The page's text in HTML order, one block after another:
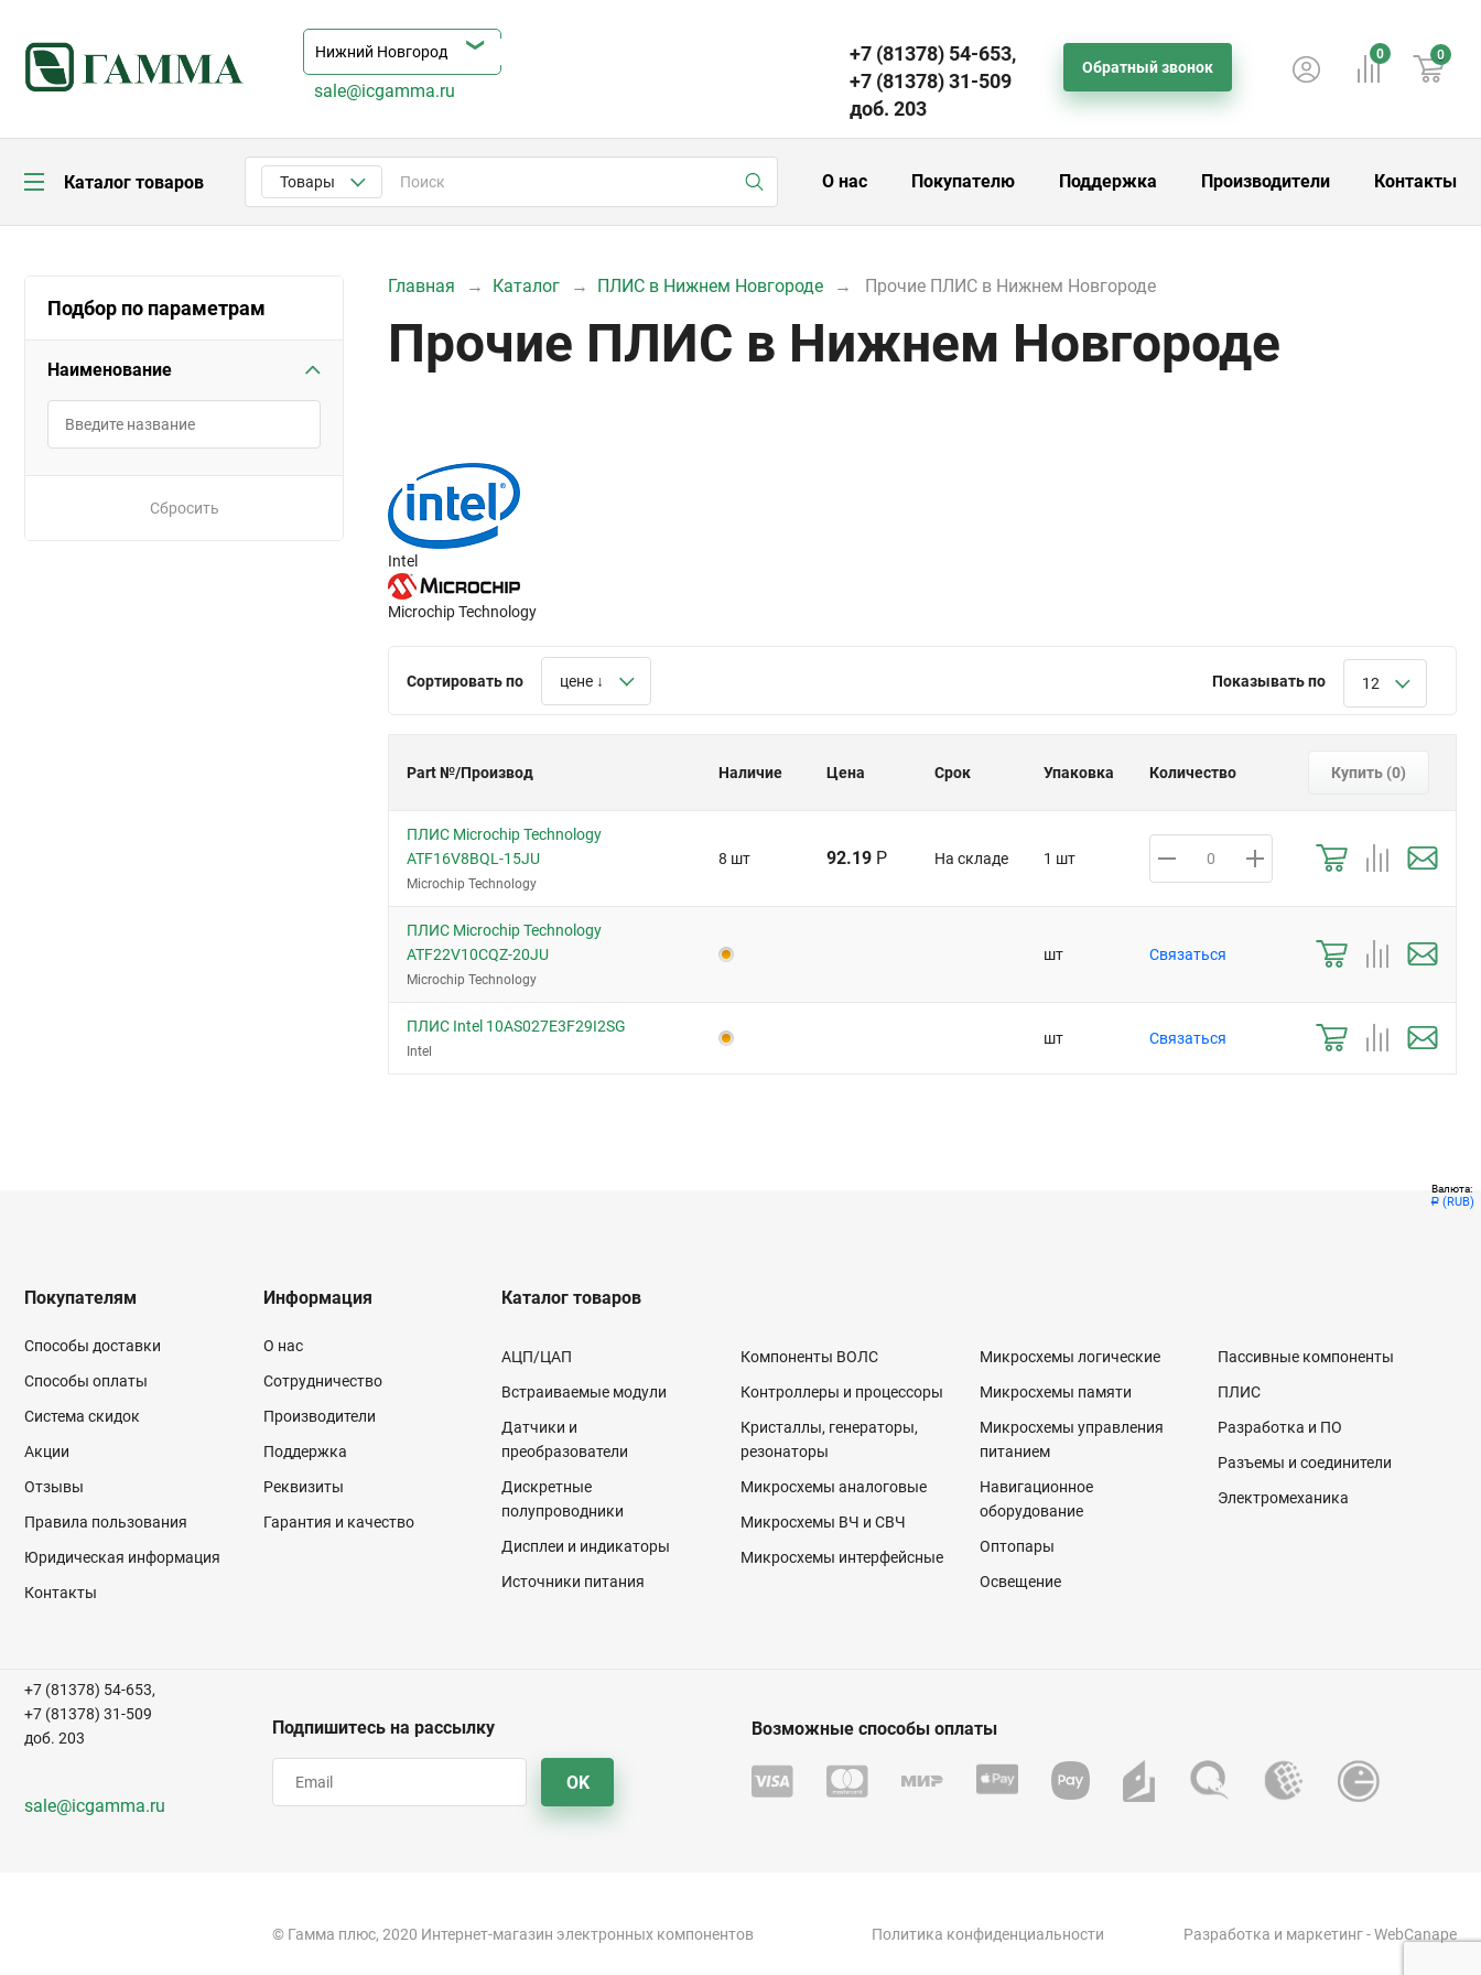
Валюта:
Р (RUB)
+7 (81378) 54-653,
+7 (81378) 31-509
доб. 203
Обратный звонок
sale@icgamma.ru
0 0
Каталог товаров Товары О нас Покупателю Поддержка Производители Контакты
Подбор по параметрам
Наименование
Сбросить
Главная Каталог ПЛИС в Нижнем Новгороде Прочие ПЛИС в Нижнем Новгороде
Прочие ПЛИС в Нижнем Новгороде
Intel
Microchip Technology
Сортировать по цене ↓ Показывать по 12
Part №/Производ Наличие Цена Срок Упаковка Количество Купить (0)
ПЛИС Microchip Technology
ATF16V8BQL-15JU
Microchip Technology
8 шт 92.19 Р На складе 1 шт
ПЛИС Microchip Technology
ATF22V10CQZ-20JU
Microchip Technology
шт Связаться
ПЛИС Intel 10AS027E3F29I2SG
Intel
шт Связаться
Покупателям
Способы доставки
Способы оплаты
Система скидок
Акции
Отзывы
Правила пользования
Юридическая информация
Контакты
Информация
О нас
Сотрудничество
Производители
Поддержка
Реквизиты
Гарантия и качество
Каталог товаров
АЦП/ЦАП
Встраиваемые модули
Датчики и
преобразователи
Дискретные
полупроводники
Дисплеи и индикаторы
Источники питания
Компоненты ВОЛС
Контроллеры и процессоры
Кристаллы, генераторы,
резонаторы
Микросхемы аналоговые
Микросхемы ВЧ и СВЧ
Микросхемы интерфейсные
Микросхемы логические
Микросхемы памяти
Микросхемы управления
питанием
Навигационное
оборудование
Оптопары
Освещение
Пассивные компоненты
ПЛИС
Разработка и ПО
Разъемы и соединители
Электромеханика
Подпишитесь на рассылку
OK
+7 (81378) 54-653,
+7 (81378) 31-509
доб. 203
sale@icgamma.ru
Возможные способы оплаты
© Гамма плюс, 2020 Интернет-магазин электронных компонентов Политика конфиденциальности Разработка и маркетинг- WebCanape